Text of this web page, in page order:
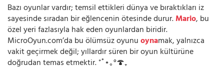
Bazı oyunlar vardır; temsil ettikleri dünya ve bıraktıkları iz
sayesinde sıradan bir eğlencenin ötesinde durur.Mario, bu
özel yeri fazlasıyla hak eden oyunlardan biridir.
MicroOyun.com’da bu ölümsüz oyunuoynamak, yalnızca
vakit geçirmek değil; yıllardır süren bir oyun kültürüne
doğrudan temas etmektir. ⁺˚⋆｡°🍄₊